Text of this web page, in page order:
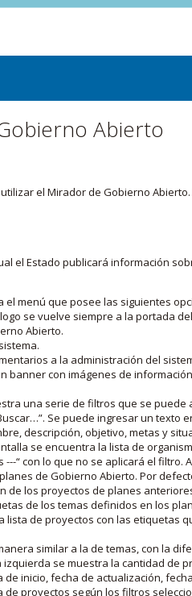
Abierto
el Mirador de Gobierno
el Estado publicará información
menú que posee las siguientes
se vuelve siempre a la portada
Abierto.
a la administración del
banner con imágenes de
una serie de filtros que se puede
Se puede ingresar un
descripción, objetivo, metas y
se encuentra la lista de
---“ con lo que no se aplicará el
de Gobierno Abierto. Por
de los proyectos de planes
de los temas definidos en los
de proyectos con las etiquetas
similar a la de temas, con la
izquierda se muestra la cantidad
inicio, fecha de actualización,
proyectos según los filtros